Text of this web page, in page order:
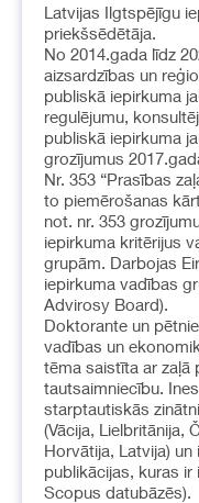
Latvijas Ilgtspējīgu
priekšsēdētāja.
No 2014.gada līdz
aizsardzības un
publiskā iepirkuma
regulējumu,
publiskā iepirkuma
grozījumus
Nr. 353 “Prasības
to piemērošanas
not. nr. 353
iepirkuma kritērijus
grupām. Darbojas
iepirkuma vadības
Advirosy Board).
Doktorante un
vadības un
tēma saistīta ar zaļā
tautsaimniecību.
starptautiskās
(Vācija, Lielbritānija,
Horvātija, Latvija)
publikācijas, kuras ir
Scopus datubāzēs).